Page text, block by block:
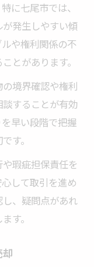
に七尾市では、
発生しやすい傾
や権利関係の不
とがあります。
境界確認や権利
することが有効
早い段階で把握
す。
瑕疵担保責任を
して取引を進め
、疑問点があれ
す。